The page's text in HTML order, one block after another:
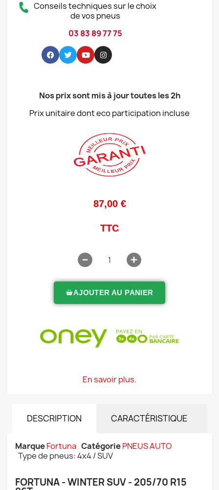
Conseils techniques sur le choix
de vos pneus
03 83 89 77 75
Nos prix sont mis à jour toutes les 2h
Prix unitaire dont eco participation incluse
87,00 €
TTC
AJOUTER AU PANIER
En savoir plus.
DESCRIPTION CARACTÉRISTIQUE
MarqueFortuna CatégoriePNEUS AUTO
Type de pneus: 4x4 / SUV
FORTUNA - WINTER SUV - 205/70 R15